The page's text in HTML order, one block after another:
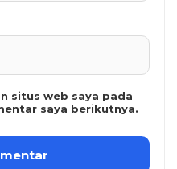
situs web saya pada
saya berikutnya.